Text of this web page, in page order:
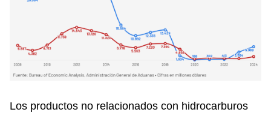
Los productos no relacionados con hidrocarburos